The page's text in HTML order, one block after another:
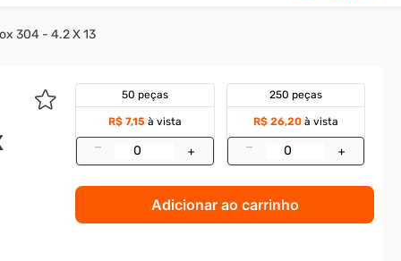
304 - 4.2 X 13
50 peças
R$ 7,15 à vista
– +
250 peças
R$ 26,20à vista
– +
Adicionar ao carrinho